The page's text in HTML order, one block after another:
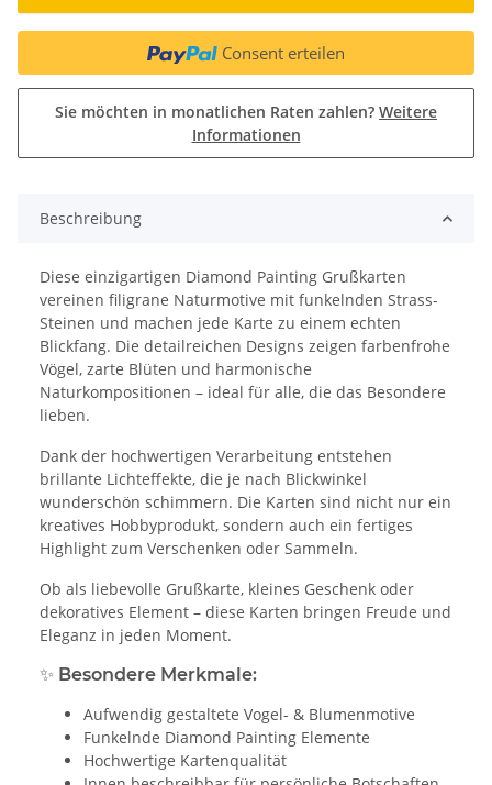
Consent erteilen
Sie möchten in monatlichen Raten zahlen? Weitere
Informationen
Beschreibung
Diese einzigartigen Diamond Painting Grußkarten
vereinen filigrane Naturmotive mit funkelnden Strass-
Steinen und machen jede Karte zu einem echten
Blickfang. Die detailreichen Designs zeigen farbenfrohe
Vögel, zarte Blüten und harmonische
Naturkompositionen – ideal für alle, die das Besondere
lieben.
Dank der hochwertigen Verarbeitung entstehen
brillante Lichteffekte, die je nach Blickwinkel
wunderschön schimmern. Die Karten sind nicht nur ein
kreatives Hobbyprodukt, sondern auch ein fertiges
Highlight zum Verschenken oder Sammeln.
Ob als liebevolle Grußkarte, kleines Geschenk oder
dekoratives Element – diese Karten bringen Freude und
Eleganz in jeden Moment.
✨ Besondere Merkmale:
Aufwendig gestaltete Vogel- & Blumenmotive
Funkelnde Diamond Painting Elemente
Hochwertige Kartenqualität